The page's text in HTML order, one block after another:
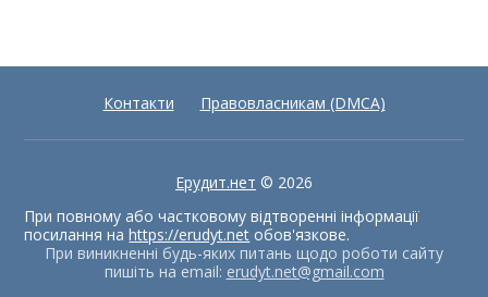
Контакти Правовласникам (DMCA)
Ерудит.нет © 2026
При повному або частковому відтворенні інформації
посилання наhttps://erudyt.net обов'язкове.
При виникненні будь-яких питань щодо роботи сайту
пишіть на email: erudyt.net@gmail.com